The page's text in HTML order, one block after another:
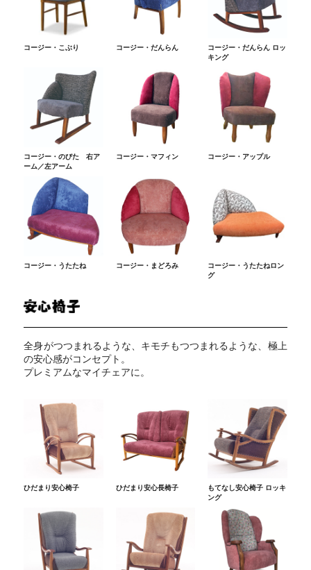
コージー・こぶり コージー・だんらん
コージー・だんらん ロッ
キング
コージー・のびた 右ア
ーム／左アーム
コージー・マフィン コージー・アップル
コージー・うたたね コージー・まどろみ
コージー・うたたねロン
グ
全身がつつまれるような、キモチもつつまれるような、極上
の安心感がコンセプト。
プレミアムなマイチェアに。
ひだまり安心椅子 ひだまり安心長椅子
もてなし安心椅子 ロッキ
ング